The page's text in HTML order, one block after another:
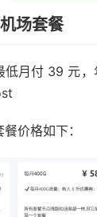
场套餐
月付 39 元，
价格如下：